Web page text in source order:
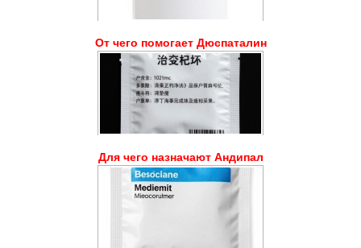
От чего помогает Дюспаталин
Для чего назначают Андипал